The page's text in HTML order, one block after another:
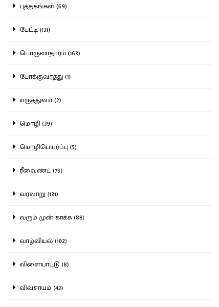
புத்தகங்கள் (69)
பேட்டி (131)
பொருளாதாரம் (163)
போக்குவரத்து (1)
மருத்துவம் (2)
மொழி (39)
மொழிபெயர்ப்பு (5)
ரீவைண்ட் (79)
வரலாறு (131)
வரும் முன் காக்க (88)
வாழ்வியல் (102)
விளையாட்டு (8)
விவசாயம் (43)